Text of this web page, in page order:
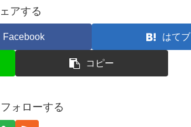
アする
Facebook はてブ
コピー
ォローする